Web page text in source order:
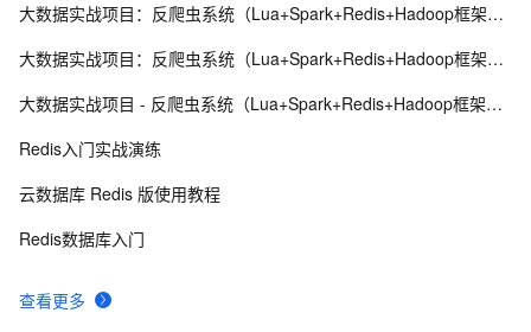
8 Redis哨兵集群工作原理及架构部署（八） 11
10缓存工厂之Redis缓存
查看更多
大数据实战项目：反爬虫系统（Lua+Spark+Redis+Hadoop框架搭建）第二阶段
大数据实战项目：反爬虫系统（Lua+Spark+Redis+Hadoop框架搭建）第五阶段
大数据实战项目 - 反爬虫系统（Lua+Spark+Redis+Hadoop框架搭建）第六阶段
Redis入门实战演练
云数据库 Redis 版使用教程
Redis数据库入门